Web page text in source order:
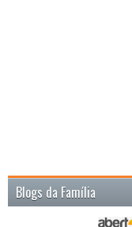
Blogs da Família